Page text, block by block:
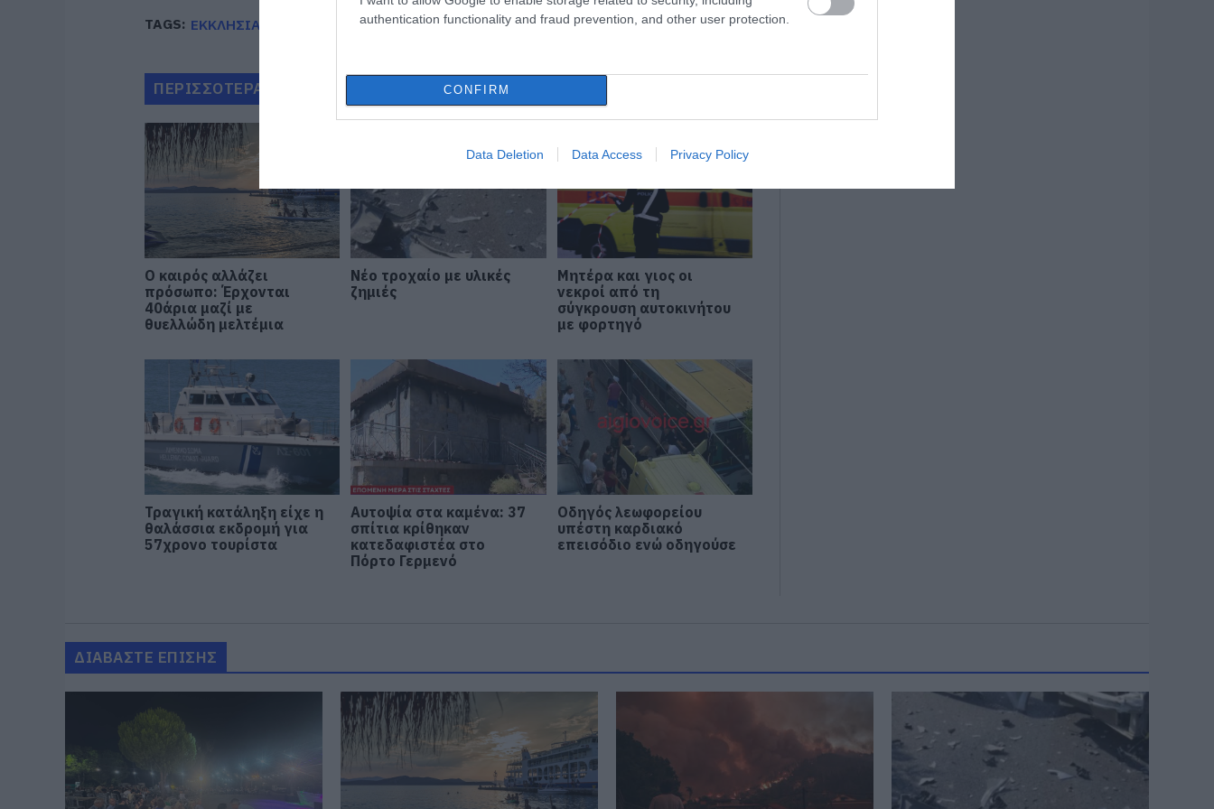
authentication functionality and fraud prevention, and other user protection.
CONFIRM
Data Deletion Data Access Privacy Policy
TAGS: ΕΚΚΛΗΣΙΑ ΗΛΙΚΙΩΜΕΝΟΣ ΛΗΣΤΕΙΑ ΠΥΡΓΟΣ
ΠΕΡΙΣΣΟΤΕΡΑ ΑΠΟ ΚΟΙΝΩΝΙΑ
Ο καιρός αλλάζει
πρόσωπο: Έρχονται
40άρια μαζί με
θυελλώδη μελτέμια
Νέο τροχαίο με υλικές
ζημιές
Μητέρα και γιος οι
νεκροί από τη
σύγκρουση αυτοκινήτου
με φορτηγό
Τραγική κατάληξη είχε η
θαλάσσια εκδρομή για
57χρονο τουρίστα
Αυτοψία στα καμένα: 37
σπίτια κρίθηκαν
κατεδαφιστέα στο
Πόρτο Γερμενό
Οδηγός λεωφορείου
υπέστη καρδιακό
επεισόδιο ενώ οδηγούσε
ΔΙΑΒΑΣΤΕ ΕΠΙΣΗΣ